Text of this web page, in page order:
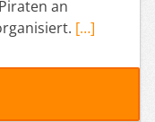
an
[…]